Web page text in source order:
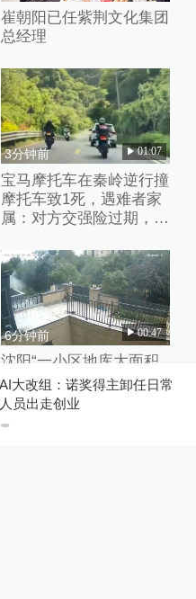
崔朝阳已任紫荆文化集团
总经理
3分钟前 01:07
宝马摩托车在秦岭逆行撞
摩托车致1死，遇难者家
属：对方交强险过期，未
6分钟前 00:47
沈阳“一小区地库大面积
塌陷”事发监控曝光，目
前已有挖掘机进场施工
你有权知道更多
下载澎湃新闻客户端